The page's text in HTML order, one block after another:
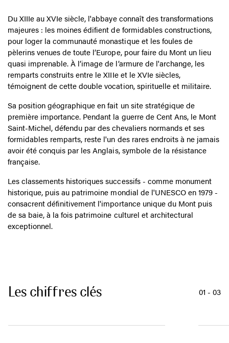
Au fil des siècles, l’ensemble du site se métamorphose en une
véritable cité sainte, entre génie architectural et impératifs
défensif.
Du XIIIe au XVIe siècle, l'abbaye connaît des transformations
majeures : les moines édifient de formidables constructions,
pour loger la communauté monastique et les foules de
quasi imprenable. À l’image de l’armure de l'archange, les
remparts construits entre le XIIIe et le XVIe siècles,
témoignent de cette double vocation, spirituelle et militaire.
Sa position géographique en fait un site stratégique de
première importance. Pendant la guerre de Cent Ans, le Mont
formidables remparts, reste l'un des rares endroits à ne jamais
avoir été conquis par les Anglais, symbole de la résistance
française.
Les classements historiques successifs - comme monument